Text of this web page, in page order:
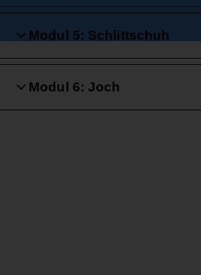
Modul 5: Schlittschuh
Modul 6: Joch